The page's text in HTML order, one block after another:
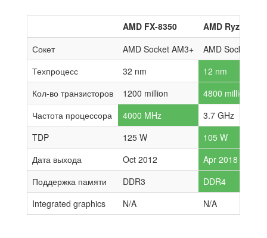
AMD FX-8350
AMD Ryzen 7
Сокет
AMD Socket AM3+
AMD Socket
Техпроцесс
32 nm
12 nm
Кол-во транзисторов
1200 million
4800 million
Частота процессора
4000 MHz
3.7 GHz
TDP
125 W
105 W
Дата выхода
Oct 2012
Apr 2018
Поддержка памяти
DDR3
DDR4
Integrated graphics
N/A N/A